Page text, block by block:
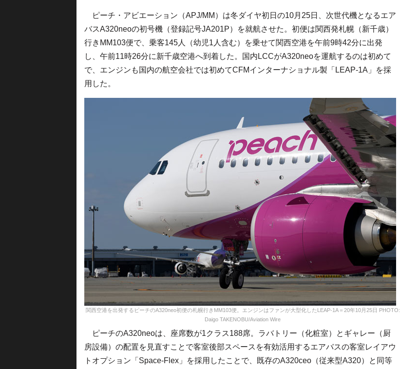
ピーチ・アビエーション（APJ/MM）は冬ダイヤ初日の10月25日、次世代機となるエア
バスA320neoの初号機（登録記号JA201P）を就航させた。初便は関西発札幌（新千歳）
行きMM103便で、乗客145人（幼児1人含む）を乗せて関西空港を午前9時42分に出発
し、午前11時26分に新千歳空港へ到着した。国内LCCがA320neoを運航するのは初めて
で、エンジンも国内の航空会社では初めてCFMインターナショナル製「LEAP-1A」を採
用した。
関西空港を出発するピーチのA320neo初便の札幌行きMM103便。エンジンはファンが大型化したLEAP-1A＝20年10月25日 PHOTO:
Daigo TAKENOBU/Aviation Wire
ピーチのA320neoは、座席数が1クラス188席。ラバトリー（化粧室）とギャレー（厨
房設備）の配置を見直すことで客室後部スペースを有効活用するエアバスの客室レイアウ
トオプション「Space-Flex」を採用したことで、既存のA320ceo（従来型A320）と同等